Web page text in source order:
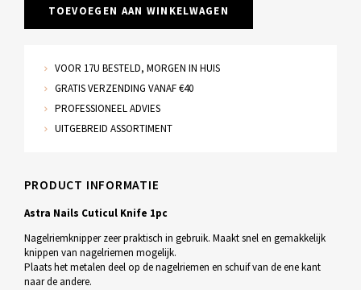
TOEVOEGEN AAN WINKELWAGEN
VOOR 17U BESTELD, MORGEN IN HUIS
GRATIS VERZENDING VANAF €40
PROFESSIONEEL ADVIES
UITGEBREID ASSORTIMENT
PRODUCT INFORMATIE
Astra Nails Cuticul Knife 1pc
Nagelriemknipper zeer praktisch in gebruik. Maakt snel en gemakkelijk
knippen van nagelriemen mogelijk.
Plaats het metalen deel op de nagelriemen en schuif van de ene kant
naar de andere.